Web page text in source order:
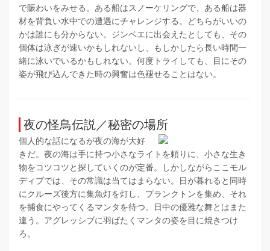
で賑わいをみせる。ある船はスノーケリングで、ある船は器
材を背負い水中での遭遇にチャレンジする。どちらがいいの
かは誰にも分からない。ジンベエに出会えたとしても、その
個体は泳ぎが速いかもしれないし、もしかしたら長い時間一
緒に泳いでいるかもしれない。何度トライしても、目にその
姿が飛び込んできた時の興奮は色褪せることはない。
夜の怪鳥伝説／秘密の場所
個人的な話になるが夜の海が大好
きだ。夜の海は手に持つ小さなライトを頼りに、小さな生き
物をコツコツと探していくのが定番。しかしながらここモル
ディブでは、その常識は当てはまらない。日が暮れると同時
にクルーズ後方に集魚灯を灯し、プランクトンを集め、それ
を捕食にやってくるマンタを待つ。日中の優雅な舞とはまた
違う。アグレッシブに羽ばたくマンタの姿を目に焼きつけ
ろ。